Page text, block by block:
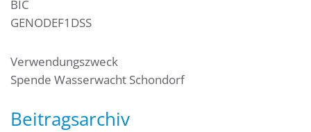
BIC
GENODEF1DSS
Verwendungszweck
Spende Wasserwacht Schondorf
Beitragsarchiv